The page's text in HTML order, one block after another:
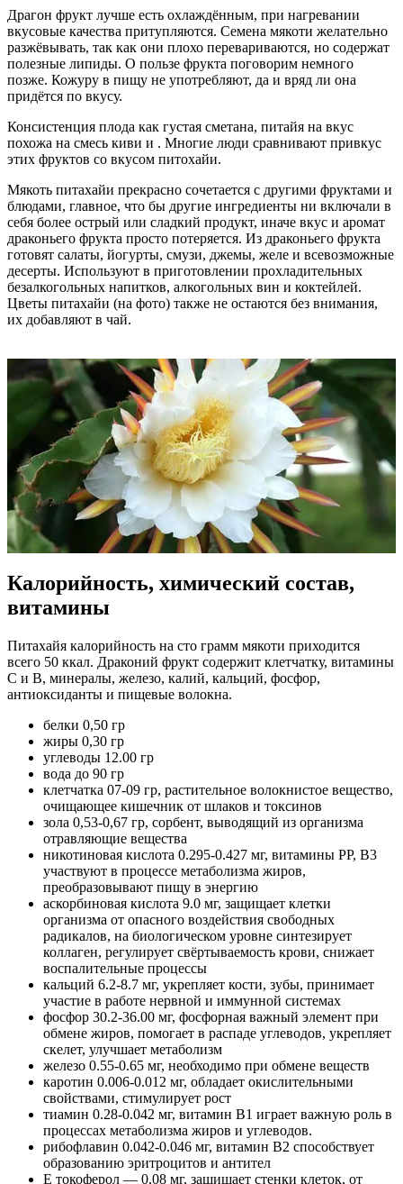
Драгон фрукт лучше есть охлаждённым, при нагревании
вкусовые качества притупляются. Семена мякоти желательно
разжёвывать, так как они плохо перевариваются, но содержат
полезные липиды. О пользе фрукта поговорим немного
позже. Кожуру в пищу не употребляют, да и вряд ли она
придётся по вкусу.
Консистенция плода как густая сметана, питайя на вкус
похожа на смесь киви и . Многие люди сравнивают привкус
этих фруктов со вкусом питохайи.
Мякоть питахайи прекрасно сочетается с другими фруктами и
блюдами, главное, что бы другие ингредиенты ни включали в
себя более острый или сладкий продукт, иначе вкус и аромат
драконьего фрукта просто потеряется. Из драконьего фрукта
готовят салаты, йогурты, смузи, джемы, желе и всевозможные
десерты. Используют в приготовлении прохладительных
безалкогольных напитков, алкогольных вин и коктейлей.
Цветы питахайи (на фото) также не остаются без внимания,
их добавляют в чай.
Калорийность, химический состав,
витамины
Питахайя калорийность на сто грамм мякоти приходится
всего 50 ккал. Драконий фрукт содержит клетчатку, витамины
С и В, минералы, железо, калий, кальций, фосфор,
антиоксиданты и пищевые волокна.
белки 0,50 гр
жиры 0,30 гр
углеводы 12.00 гр
вода до 90 гр
клетчатка 07-09 гр, растительное волокнистое вещество,
очищающее кишечник от шлаков и токсинов
зола 0,53-0,67 гр, сорбент, выводящий из организма
отравляющие вещества
никотиновая кислота 0.295-0.427 мг, витамины РР, В3
участвуют в процессе метаболизма жиров,
преобразовывают пищу в энергию
аскорбиновая кислота 9.0 мг, защищает клетки
организма от опасного воздействия свободных
радикалов, на биологическом уровне синтезирует
коллаген, регулирует свёртываемость крови, снижает
воспалительные процессы
кальций 6.2-8.7 мг, укрепляет кости, зубы, принимает
участие в работе нервной и иммунной системах
фосфор 30.2-36.00 мг, фосфорная важный элемент при
обмене жиров, помогает в распаде углеводов, укрепляет
скелет, улучшает метаболизм
железо 0.55-0.65 мг, необходимо при обмене веществ
каротин 0.006-0.012 мг, обладает окислительными
свойствами, стимулирует рост
тиамин 0.28-0.042 мг, витамин В1 играет важную роль в
процессах метаболизма жиров и углеводов.
рибофлавин 0.042-0.046 мг, витамин В2 способствует
образованию эритроцитов и антител
Е токоферол — 0,08 мг, защищает стенки клеток, от